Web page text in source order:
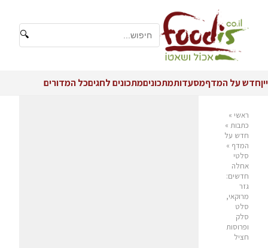
🔍
ייןחדש על המדףמסעדותמתכוניםמתכונים לחגיםכל המדורים
ראשי »
כתבות »
חדש על
המדף »
סלטי
אחלה
חדשים:
גזר
מרוקאי,
סלט
סלק
ופרוסות
חציל